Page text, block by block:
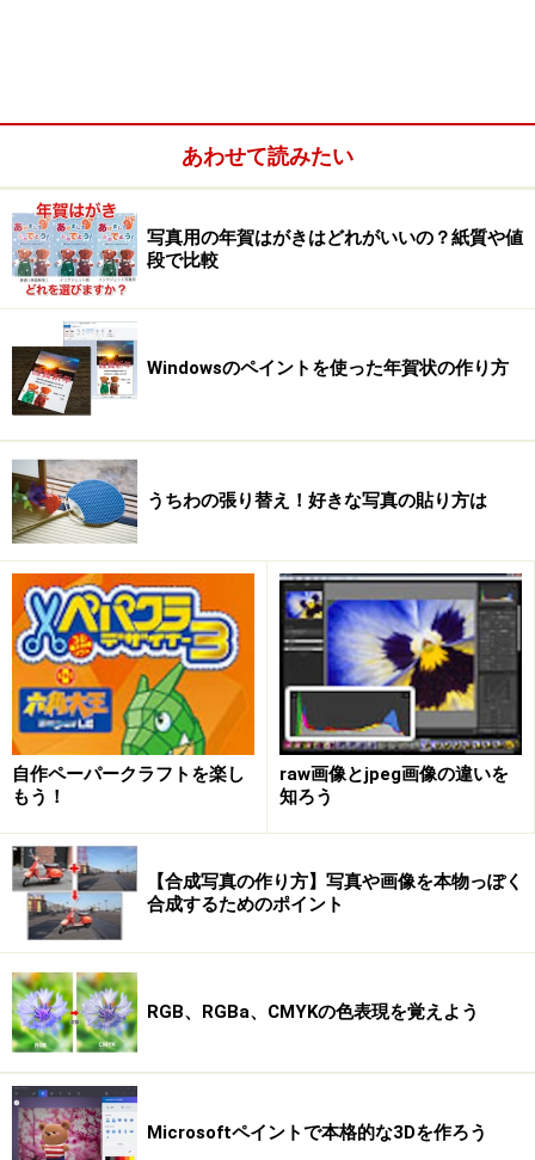
ツールボックスで、1．「テキスト」ツールを選択し
背景色を透明にする」を指定します。
写真上の文字を入力したい範囲をドラッグして四角形の
領域を作ります。
すると「フォント
こでは「フォント
ズ」を「100 」と入力します。「 フォントスタイル」は
「B」を選択します。
≪ポイント≫
「フォント」ダイアログボックスが開かない場合は、
メニューバーの［
されます。
「謹賀新年」と入力します。黒い文字で描かれます。
入力直後に、文字全体をドラッグして選択します。
文字
が青く反転した状態
になります。この文字上で「右クリ
ック」して表示されるメニューから「コピー」を選びま
す。文字がコピーされます。
文字の選択範囲外をクリックして、文字を確定させま
す。
もくじに戻る
次のページでは、さらに文字を重ねて立体的に。挨拶文
も挿入します。
※記事内容は執筆時点のものです。最新の内容をご確認くださ
い。
法が異なる可能性があります。
あわせて読みたい
写真用の年賀はがきはどれがいいの？紙質や値
段で比較
Windowsのペイントを使った年賀状の作り方
うちわの張り替え！好きな写真の貼り方は
自作ペーパークラフトを楽し
もう！
raw画像とjpeg画像の違いを
知ろう
【合成写真の作り方】写真や画像を本物っぽく
合成するためのポイント
RGB、RGBa、CMYKの色表現を覚えよう
Microsoftペイントで本格的な3Dを作ろう